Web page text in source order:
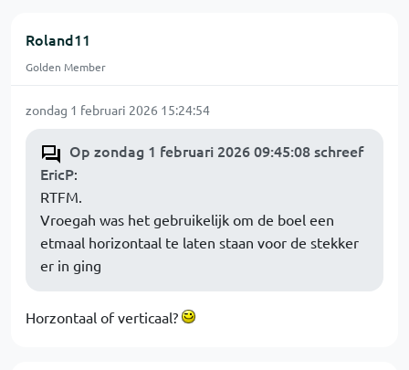
Roland11
Golden Member
zondag 1 februari 2026 15:24:54
Op zondag 1 februari 2026 09:45:08 schreef
EricP:
RTFM.
Vroegah was het gebruikelijk om de boel een
etmaal horizontaal te laten staan voor de stekker
er in ging
Horzontaal of verticaal?